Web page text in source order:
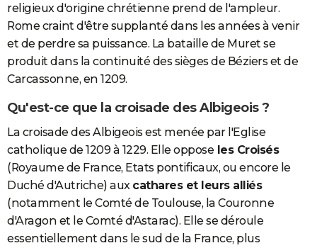
religieux d'origine chrétienne prend de l'ampleur.
Rome craint d'être supplanté dans les années à venir
et de perdre sa puissance. La bataille de Muret se
produit dans la continuité des sièges de Béziers et de
Carcassonne, en 1209.
Qu'est-ce que la croisade des Albigeois ?
La croisade des Albigeois est menée par l'Eglise
catholique de 1209 à 1229. Elle oppose les Croisés
(Royaume de France, Etats pontificaux, ou encore le
Duché d'Autriche) aux cathares et leurs alliés
(notamment le Comté de Toulouse, la Couronne
d'Aragon et le Comté d'Astarac). Elle se déroule
essentiellement dans le sud de la France, plus